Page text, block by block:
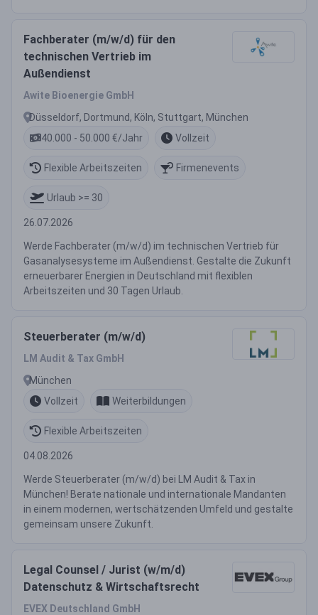
Fachberater (m/w/d) für den
technischen Vertrieb im
Außendienst
Awite Bioenergie GmbH
Düsseldorf, Dortmund, Köln, Stuttgart, München
40.000 - 50.000 €/Jahr
Vollzeit
Flexible Arbeitszeiten Firmenevents
Urlaub >= 30
26.07.2026
Werde Fachberater (m/w/d) im technischen Vertrieb für
Gasanalysesysteme im Außendienst. Gestalte die Zukunft
erneuerbarer Energien in Deutschland mit flexiblen
Arbeitszeiten und 30 Tagen Urlaub.
Steuerberater (m/w/d)
LM Audit & Tax GmbH
München
Vollzeit
Weiterbildungen
Flexible Arbeitszeiten
04.08.2026
Werde Steuerberater (m/w/d) bei LM Audit & Tax in
München! Berate nationale und internationale Mandanten
in einem modernen, wertschätzenden Umfeld und gestalte
gemeinsam unsere Zukunft.
Legal Counsel / Jurist (w/m/d)
Datenschutz & Wirtschaftsrecht
EVEX Deutschland GmbH